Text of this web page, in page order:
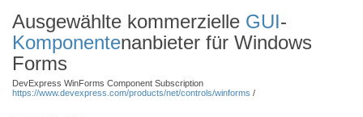
Ausgewählte kommerzielle GUI-
Komponentenanbieter für Windows
Forms
DevExpress WinForms Component Subscription
https://www.devexpress.com/products/net/controls/winforms /